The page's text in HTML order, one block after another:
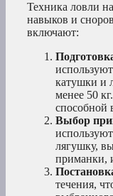
Техника ловли
навыков и
включают:
катушки и
менее 50
способной
Выбор
лягушку,
приманки,
течения,